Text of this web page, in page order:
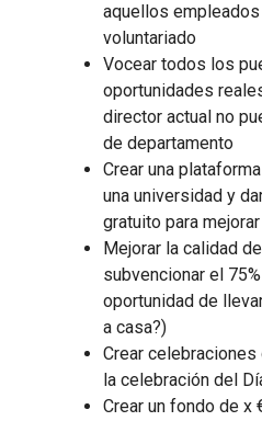
aquellos
voluntariado
Vocear todos los
oportunidades
director actual no
de departamento
Crear una
una universidad y
gratuito para
Mejorar la calidad
subvencionar el
oportunidad de
a casa?)
Crear
la celebración del
Crear un fondo de x